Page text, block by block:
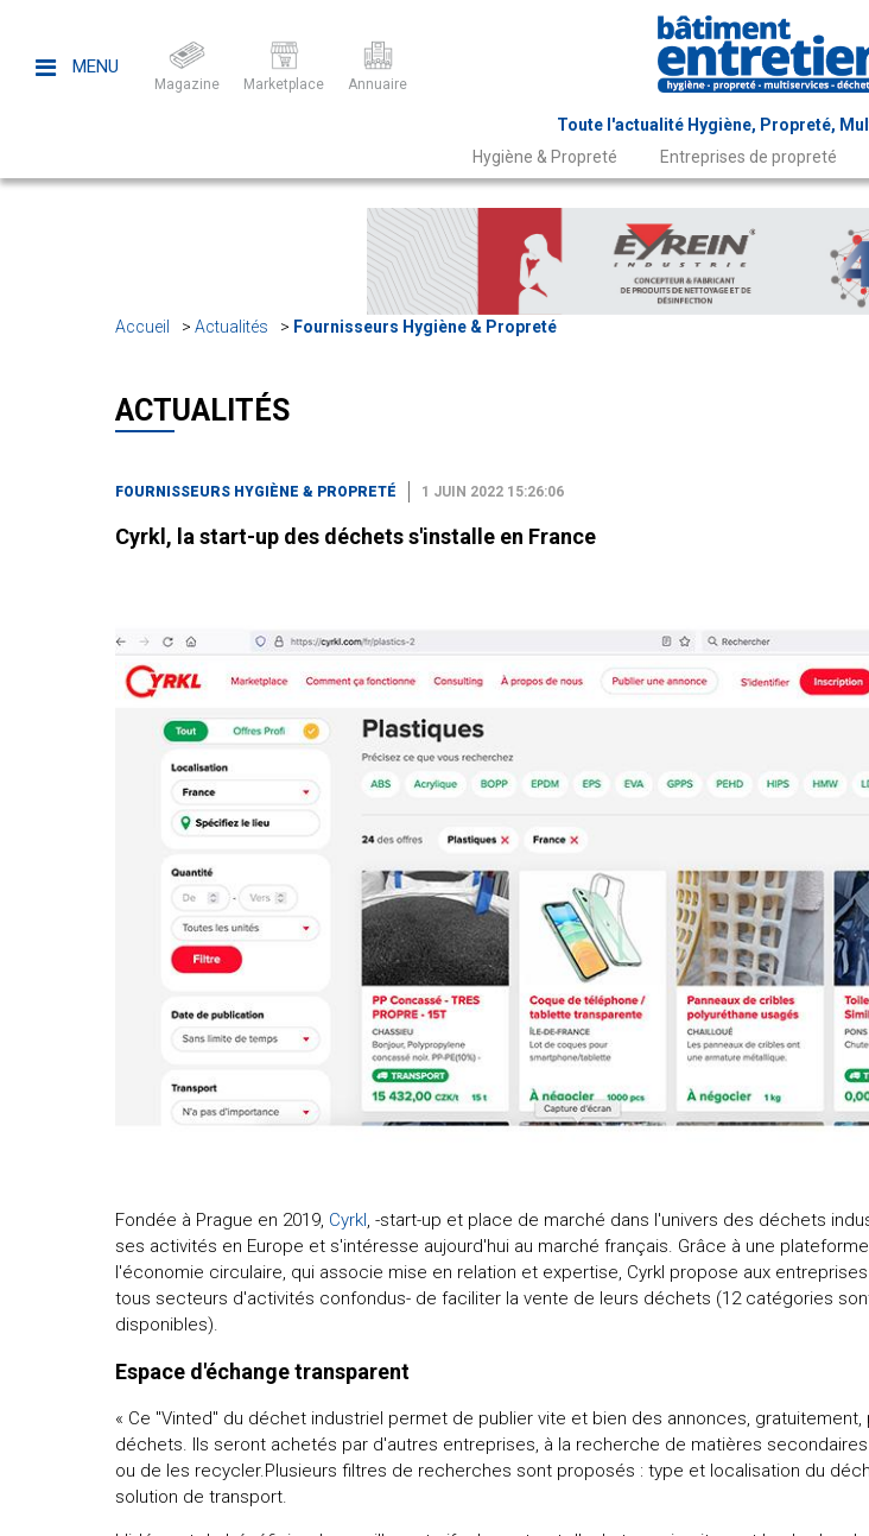
MENU
Magazine Marketplace Annuaire
Toute l'actualité Hygiène, Propreté,
Hygiène & Propreté Entreprises de propreté
Accueil Actualités Fournisseurs Hygiène & Propreté
ACTUALITÉS
FOURNISSEURS HYGIÈNE & PROPRETÉ 1 JUIN 2022 15:26:06
Cyrkl, la start-up des déchets s'installe en France
Fondée à Prague en 2019, Cyrkl, -start-up et place de marché dans l'univers des déchets
ses activités en Europe et s'intéresse aujourd'hui au marché français. Grâce à une
l'économie circulaire, qui associe mise en relation et expertise, Cyrkl propose aux
tous secteurs d'activités confondus- de faciliter la vente de leurs déchets (12 catégories
disponibles).
Espace d'échange transparent
« Ce "Vinted" du déchet industriel permet de publier vite et bien des annonces, gratuitement,
déchets. Ils seront achetés par d'autres entreprises, à la recherche de matières
ou de les recycler.Plusieurs filtres de recherches sont proposés : type et localisation du
solution de transport.